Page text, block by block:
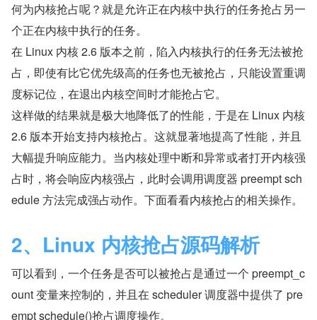
何为内核抢占呢？就是允许正在内核中执行的任务抢占另一
个正在内核中执行的任务。
在 Linux 内核 2.6 版本之前，陷入内核执行的任务无法被抢
占，即使有比它优先级高的任务也无被抢占，只能设置重调
度标记位，在退出内核空间时才能抢占它。
这样做的结果就是极大地降低了的性能，于是在 Linux 内核
2.6 版本开始支持内核抢占。这就显著地提高了性能，并且
大幅提升响应能力。当内核处理中断和异常或者打开内核强
占时，将会响应内核强占，此时会调用调度器 preempt sch
edule 方法完成强占动作。下面看看内核抢占的相关操作。
2、Linux 内核抢占源码解析
可以看到，一个任务是否可以被抢占是通过一个 preempt_c
ount 变量来控制的，并且在 scheduler 调度器中提供了 pre
empt schedule()抢占调度操作。